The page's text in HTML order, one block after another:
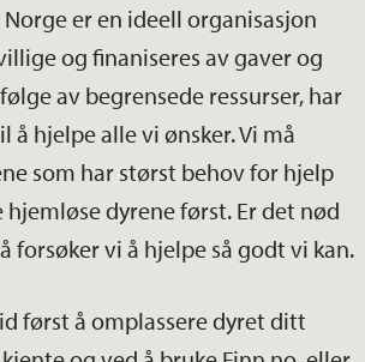
er en ideell organisasjon
og finaniseres av gaver og
av begrensede ressurser, har
hjelpe alle vi ønsker. Vi må
som har størst behov for hjelp
dyrene først. Er det nød
forsøker vi å hjelpe så godt vi kan.
først å omplassere dyret ditt